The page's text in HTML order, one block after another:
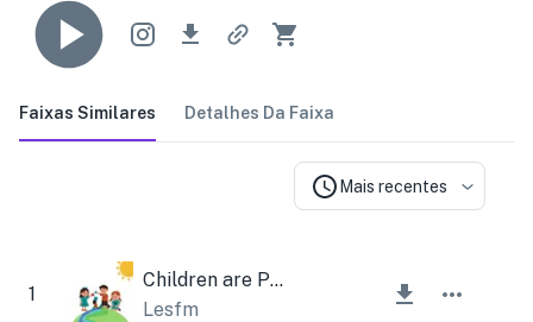
Faixas Similares Detalhes Da Faixa
Mais recentes
1
Children are Playing
Lesfm